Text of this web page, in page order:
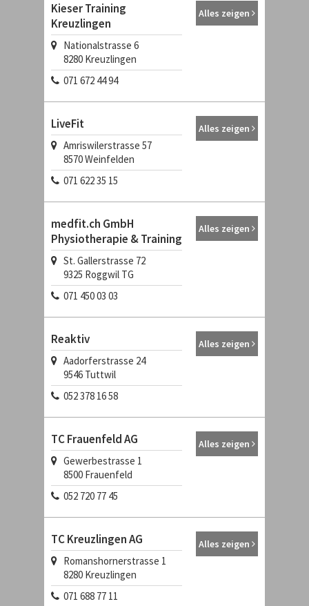
Kieser Training
Kreuzlingen
Nationalstrasse 6
8280 Kreuzlingen
071 672 44 94
Alles zeigen
LiveFit
Amriswilerstrasse 57
8570Weinfelden
071 622 35 15
Alles zeigen
medfit.ch GmbH
Physiotherapie & Training
St. Gallerstrasse 72
9325 Roggwil TG
071 450 03 03
Alles zeigen
Reaktiv
Aadorferstrasse 24
9546 Tuttwil
052 378 16 58
Alles zeigen
TC Frauenfeld AG
Gewerbestrasse 1
8500 Frauenfeld
052 720 77 45
Alles zeigen
TC Kreuzlingen AG
Romanshornerstrasse 1
8280 Kreuzlingen
071 688 77 11
Alles zeigen